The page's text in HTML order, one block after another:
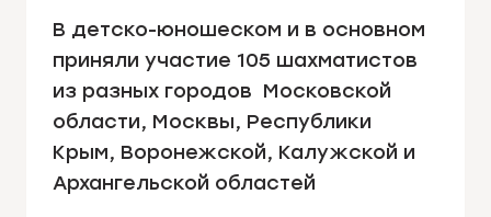
В детско-юношеском и в основном
приняли участие 105 шахматистов
из разных городов Московской
области, Москвы, Республики
Крым, Воронежской, Калужской и
Архангельской областей